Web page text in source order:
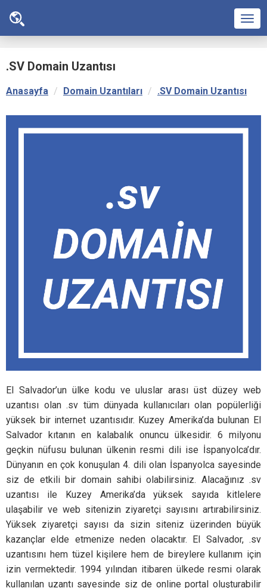
.SV Domain Uzantısı
Anasayfa Domain Uzantıları .SV Domain Uzantısı
El Salvador’un ülke kodu ve uluslar arası üst düzey web
uzantısı olan .sv tüm dünyada kullanıcıları olan popülerliği
yüksek bir internet uzantısıdır. Kuzey Amerika’da bulunan El
Salvador kıtanın en kalabalık onuncu ülkesidir. 6 milyonu
geçkin nüfusu bulunan ülkenin resmi dili ise İspanyolca’dır.
Dünyanın en çok konuşulan 4. dili olan İspanyolca sayesinde
siz de etkili bir domain sahibi olabilirsiniz. Alacağınız .sv
uzantısı ile Kuzey Amerika’da yüksek sayıda kitlelere
ulaşabilir ve web sitenizin ziyaretçi sayısını artırabilirsiniz.
Yüksek ziyaretçi sayısı da sizin siteniz üzerinden büyük
kazançlar elde etmenize neden olacaktır. El Salvador, .sv
uzantısını hem tüzel kişilere hem de bireylere kullanım için
izin vermektedir. 1994 yılından itibaren ülkede resmi olarak
kullanılan uzantı sayesinde siz de online portal oluşturabilir